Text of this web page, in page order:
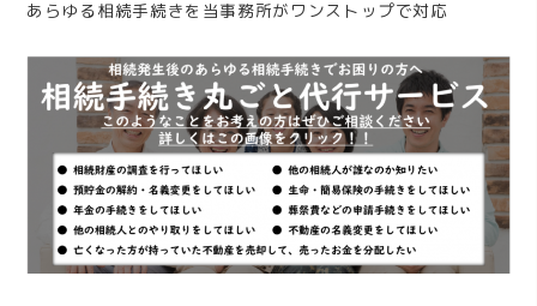
あらゆる相続手続きを当事務所がワンストップで対応